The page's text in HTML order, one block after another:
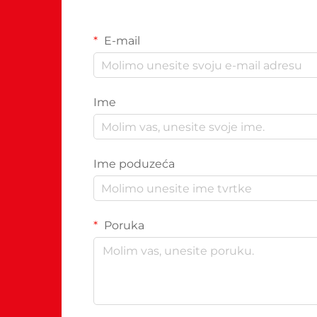
E-mail
Ime
Ime poduzeća
Poruka